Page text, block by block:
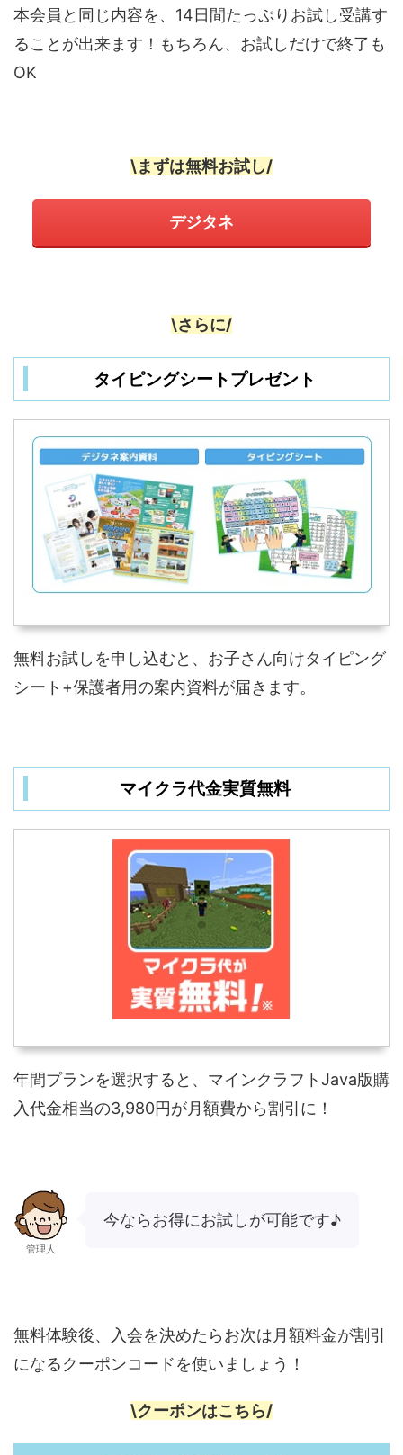
本会員と同じ内容を、14日間たっぷりお試し受講す
ることが出来ます！もちろん、お試しだけで終了も
OK
\まずは無料お試し/
デジタネ
\さらに/
タイピングシートプレゼント
無料お試しを申し込むと、お子さん向けタイピング
シート+保護者用の案内資料が届きます。
マイクラ代金実質無料
年間プランを選択すると、マインクラフトJava版購
入代金相当の3,980円が月額費から割引に！
管理人
今ならお得にお試しが可能です♪
無料体験後、入会を決めたらお次は月額料金が割引
になるクーポンコードを使いましょう！
\クーポンはこちら/